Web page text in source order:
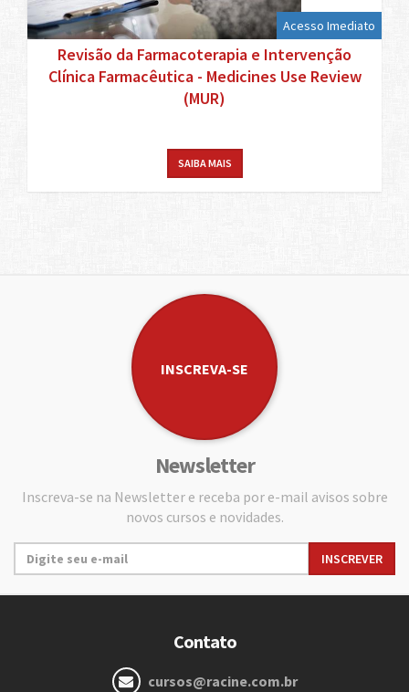
Acesso Imediato
Revisão da Farmacoterapia e Intervenção
Clínica Farmacêutica - Medicines Use Review
(MUR)
SAIBA MAIS
INSCREVA-SE
Newsletter
Inscreva-se na Newsletter e receba por e-mail avisos sobre
novos cursos e novidades.
Contato
cursos@racine.com.br